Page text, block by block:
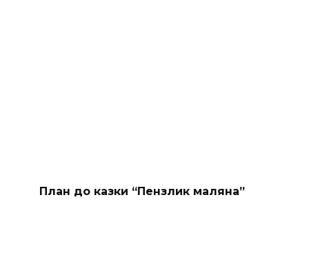
План до казки “Пензлик маляна”